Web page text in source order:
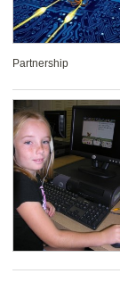
Partnership